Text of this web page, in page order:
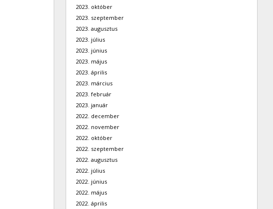
2023. október
2023. szeptember
2023. augusztus
2023. július
2023. június
2023. május
2023. április
2023. március
2023. február
2023. január
2022. december
2022. november
2022. október
2022. szeptember
2022. augusztus
2022. július
2022. június
2022. május
2022. április